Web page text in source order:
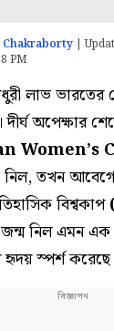
|
PM
লাভ ভারতের
অপেক্ষার
Women’s
নিল, তখন
বিশ্বকাপ
জন্ম নিল এমন এক
স্পর্শ